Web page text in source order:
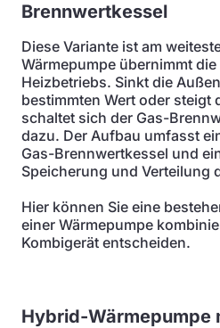
Brennwertkessel
Diese Variante ist am
Wärmepumpe übernimmt
Heizbetriebs. Sinkt die
bestimmten Wert oder steigt
schaltet sich der Gas-
dazu. Der Aufbau umfasst
Gas-Brennwertkessel und
Speicherung und Verteilung
Hier können Sie eine
einer Wärmepumpe
Kombigerät entscheiden.
Hybrid-Wärmepumpe